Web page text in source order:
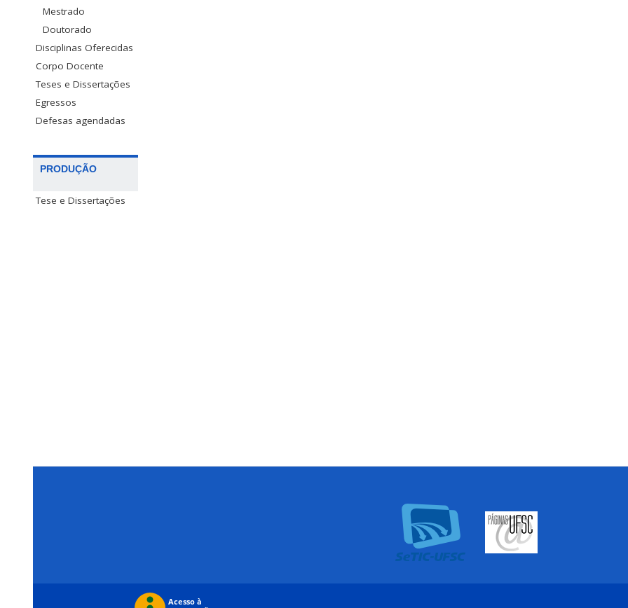
Mestrado
Doutorado
Disciplinas Oferecidas
Corpo Docente
Teses e Dissertações
Egressos
Defesas agendadas
PRODUÇÃO
Tese e Dissertações